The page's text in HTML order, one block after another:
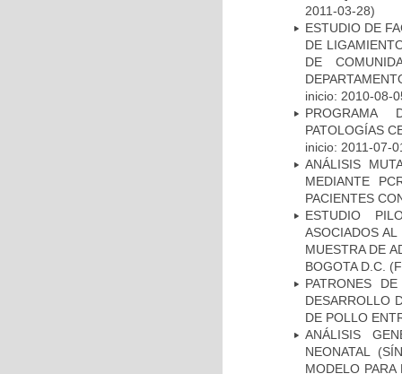
2011-03-28)
ESTUDIO DE
DE
DE
inicio: 2010-08-
PROGRAMA
PATOLOGÍAS
inicio: 2011-07-
ANÁLISIS
MEDIANTE
PACIENTES
ESTUDIO
ASOCIADOS
MUESTRA DE
BOGOTA D.C.
PATRONES
DESARROLLO
DE POLLO
ANÁLISIS
NEONATAL
MODELO